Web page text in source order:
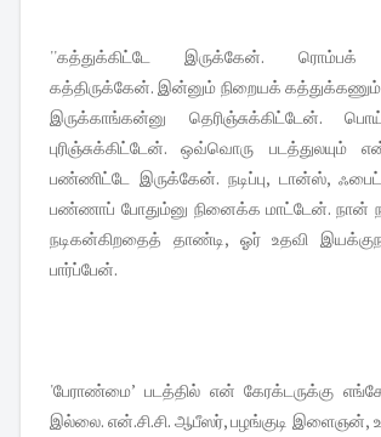
''கத்துக்கிட்டே இருக்கேன்.
கத்திருக்கேன். இன்னும் நிறையக்
இருக்காங்கன்னு தெரிஞ்சுக்கிட்டேன்.
புரிஞ்சுக்கிட்டேன். ஒவ்வொரு
பண்ணிட்டே இருக்கேன். நடிப்பு, டான்ஸ்,
பண்ணாப் போதும்னு நினைக்க மாட்டேன். நான்
நடிகன்கிறதைத் தாண்டி, ஓர் உதவி
பார்ப்பேன்.
'பேராண்மை’ படத்தில் என் கேரக்டருக்கு
இல்லை. என்.சி.சி. ஆபீஸர், பழங்குடி இளைஞன்,